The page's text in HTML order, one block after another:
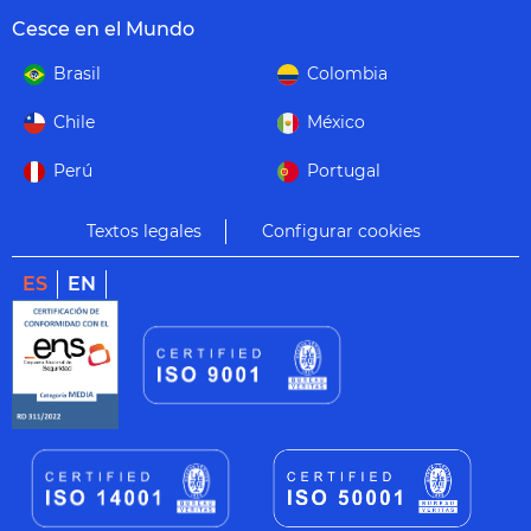
Cesce en el Mundo
Brasil Colombia
Chile México
Perú Portugal
Textos legales Configurar cookies
ES EN